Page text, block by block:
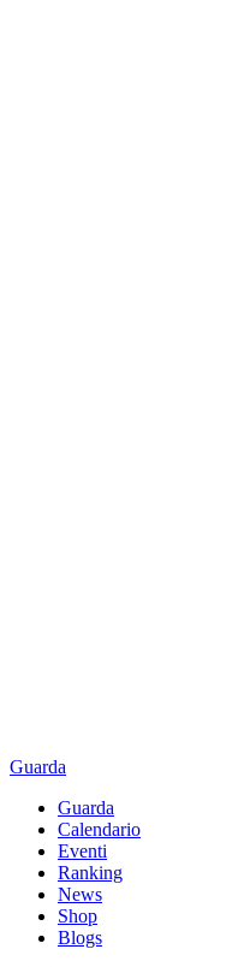
Guarda
Guarda
Calendario
Eventi
Ranking
News
Shop
Blogs